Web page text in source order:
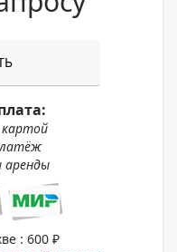
аренды
: 600 ₽